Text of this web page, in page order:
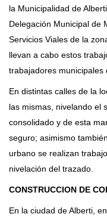
la Municipalidad de
Delegación Municipal de
Servicios Viales de la
llevan a cabo estos
trabajadores municipales
En distintas calles de la
las mismas, nivelando el
consolidado y de esta
seguro; asimismo
urbano se realizan
nivelación del trazado.
CONSTRUCCION DE
En la ciudad de Alberti,